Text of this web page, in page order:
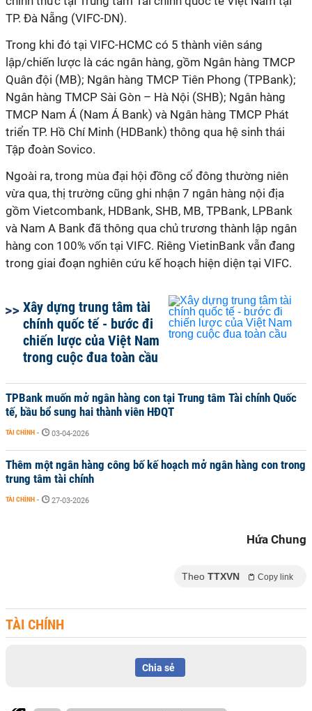
TP. Đà Nẵng (VIFC-DN).
Trong khi đó tại VIFC-HCMC có 5 thành viên sáng
lập/chiến lược là các ngân hàng, gồm Ngân hàng TMCP
Quân đội (MB); Ngân hàng TMCP Tiên Phong (TPBank);
Ngân hàng TMCP Sài Gòn – Hà Nội (SHB); Ngân hàng
TMCP Nam Á (Nam Á Bank) và Ngân hàng TMCP Phát
triển TP. Hồ Chí Minh (HDBank) thông qua hệ sinh thái
Tập đoàn Sovico.
Ngoài ra, trong mùa đại hội đồng cổ đông thường niên
vừa qua, thị trường cũng ghi nhận 7 ngân hàng nội địa
gồm Vietcombank, HDBank, SHB, MB, TPBank, LPBank
và Nam A Bank đã thông qua chủ trương thành lập ngân
hàng con 100% vốn tại VIFC. Riêng VietinBank vẫn đang
trong giai đoạn nghiên cứu kế hoạch hiện diện tại VIFC.
Xây dựng trung tâm tài
chính quốc tế - bước đi
chiến lược của Việt Nam
trong cuộc đua toàn cầu
TPBank muốn mở ngân hàng con tại Trung tâm Tài chính Quốc
tế, bầu bổ sung hai thành viên HĐQT
TÀI CHÍNH - 03-04-2026
Thêm một ngân hàng công bố kế hoạch mở ngân hàng con trong
trung tâm tài chính
TÀI CHÍNH - 27-03-2026
Hứa Chung
Theo TTXVN Copy link
TÀI CHÍNH
Chia sẻ